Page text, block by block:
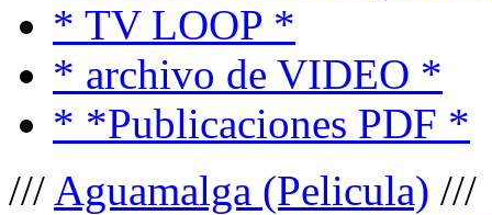
* TV LOOP *
* archivo de VIDEO *
* *Publicaciones PDF *
/// Aguamalga (Pelicula) ///